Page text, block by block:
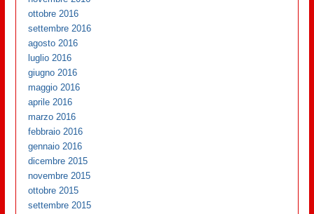
ottobre 2016
settembre 2016
agosto 2016
luglio 2016
giugno 2016
maggio 2016
aprile 2016
marzo 2016
febbraio 2016
gennaio 2016
dicembre 2015
novembre 2015
ottobre 2015
settembre 2015